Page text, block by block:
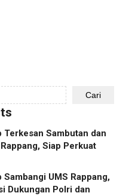
Cari
Terkesan Sambutan dan
Siap Perkuat
Sambangi UMS Rappang,
Dukungan Polri dan